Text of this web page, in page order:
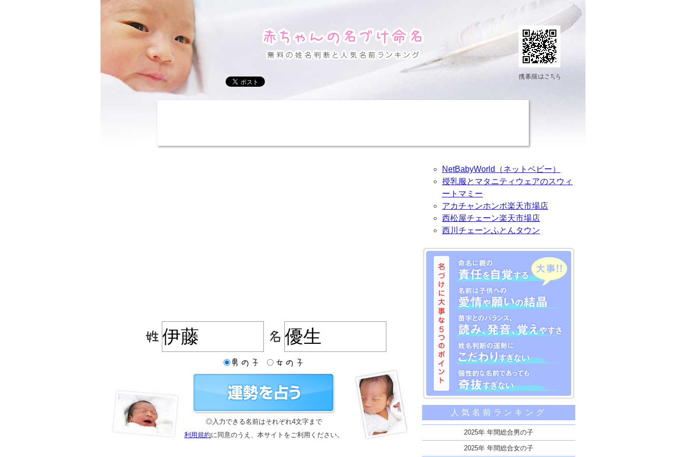
◎入力できる名前はそれぞれ4文字まで
利用規約に同意のうえ、本サイトをご利用ください。
NetBabyWorld（ネットベビー）
授乳服とマタニティウェアのスウィ
ートマミー
アカチャンホンポ楽天市場店
西松屋チェーン楽天市場店
西川チェーンふとんタウン
名づけに大事な5つのポイント
命名に親の責任を自覚する
名前は子供への愛情や願いの結晶
苗字とのバランス、読み、発音、覚えやすさ
姓名判断の運勢にこだわりすぎない
人気名前ランキング
2025年 年間総合男の子
2025年 年間総合女の子